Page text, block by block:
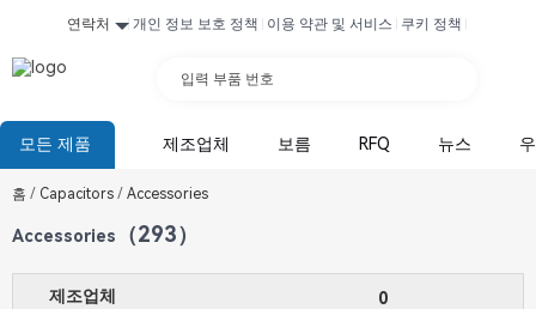
연락처 개인 정보 보호 정책 이용 약관 및 서비스 쿠키 정책
입력 부품 번호
모든 제품 제조업체 보름 RFQ 뉴스
홈 / Capacitors / Accessories
Accessories （293）
제조업체 0